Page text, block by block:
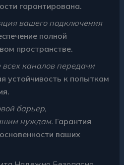
гарантирована.
вашего подключения
полной
пространстве.
каналов передачи
устойчивость к попыткам
барьер,
нуждам. Гарантия
ваших